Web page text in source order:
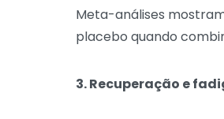
Meta-análises
placebo quando
3. Recuperação e